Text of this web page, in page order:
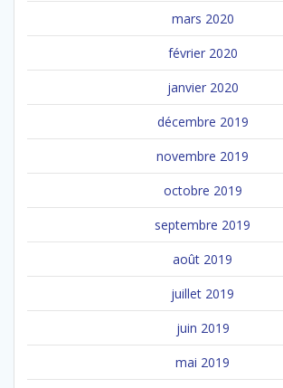
mars 2020
février 2020
janvier 2020
décembre 2019
novembre 2019
octobre 2019
septembre 2019
août 2019
juillet 2019
juin 2019
mai 2019